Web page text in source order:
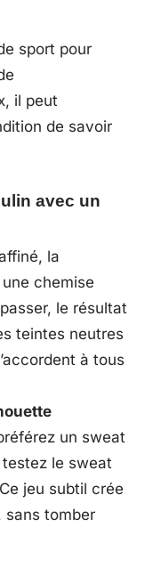
sport pour
il peut
de savoir
avec un
la
chemise
le résultat
teintes neutres
à tous
un sweat
le sweat
jeu subtil crée
sans tomber